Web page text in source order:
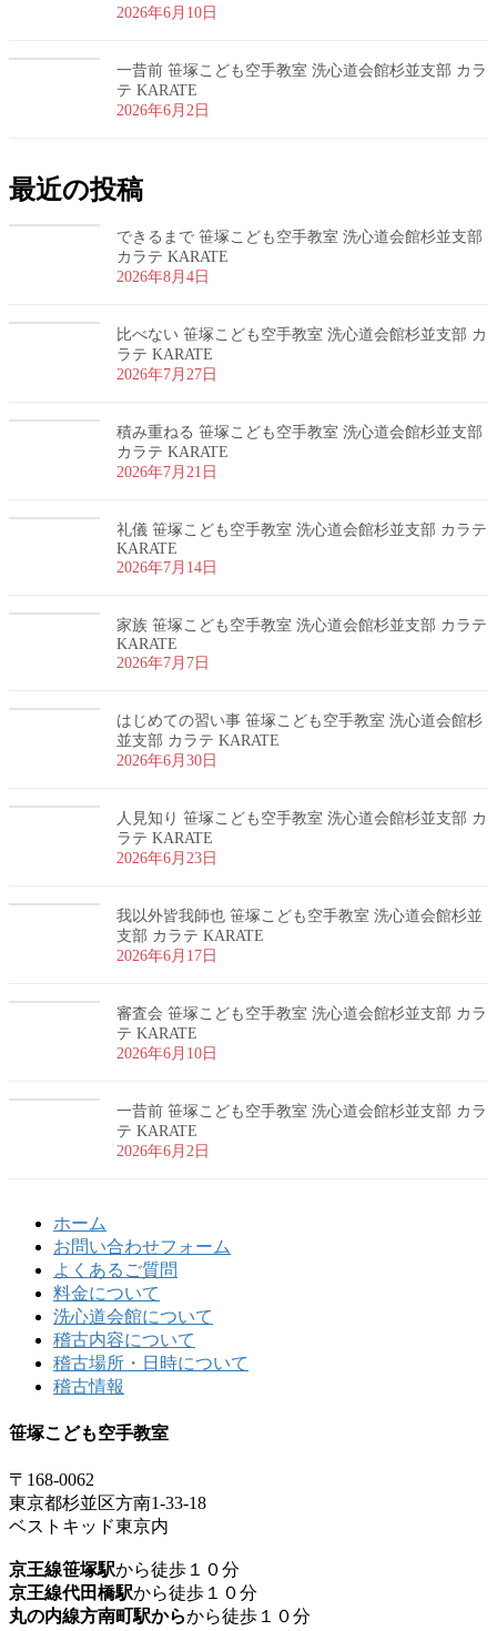
2026年6月10日
一昔前 笹塚こども空手教室 洗心道会館杉並支部 カラ
テ KARATE
2026年6月2日
最近の投稿
できるまで 笹塚こども空手教室 洗心道会館杉並支部
カラテ KARATE
2026年8月4日
比べない 笹塚こども空手教室 洗心道会館杉並支部 カ
ラテ KARATE
2026年7月27日
積み重ねる 笹塚こども空手教室 洗心道会館杉並支部
カラテ KARATE
2026年7月21日
礼儀 笹塚こども空手教室 洗心道会館杉並支部 カラテ
KARATE
2026年7月14日
家族 笹塚こども空手教室 洗心道会館杉並支部 カラテ
KARATE
2026年7月7日
はじめての習い事 笹塚こども空手教室 洗心道会館杉
並支部 カラテ KARATE
2026年6月30日
人見知り 笹塚こども空手教室 洗心道会館杉並支部 カ
ラテ KARATE
2026年6月23日
我以外皆我師也 笹塚こども空手教室 洗心道会館杉並
支部 カラテ KARATE
2026年6月17日
審査会 笹塚こども空手教室 洗心道会館杉並支部 カラ
テ KARATE
2026年6月10日
一昔前 笹塚こども空手教室 洗心道会館杉並支部 カラ
テ KARATE
2026年6月2日
ホーム
お問い合わせフォーム
よくあるご質問
料金について
洗心道会館について
稽古内容について
稽古場所・日時について
稽古情報
笹塚こども空手教室
〒168-0062
東京都杉並区方南1-33-18
ベストキッド東京内
京王線笹塚駅から徒歩１０分
京王線代田橋駅から徒歩１０分
丸の内線方南町駅からから徒歩１０分